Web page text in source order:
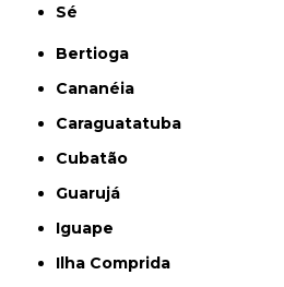
Sé
Bertioga
Cananéia
Caraguatatuba
Cubatão
Guarujá
Iguape
Ilha Comprida